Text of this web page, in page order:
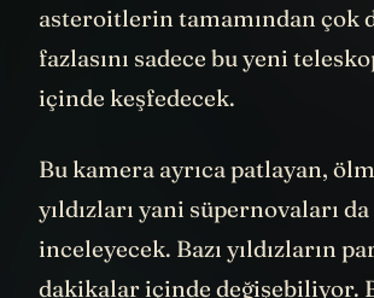
keşfinden bu yana bulduğumuz
asteroitlerin tamamından çok
fazlasını sadece bu yeni teleskop
Bu kamera ayrıca patlayan,
yıldızları yani süpernovaları da
inceleyecek. Bazı yıldızların